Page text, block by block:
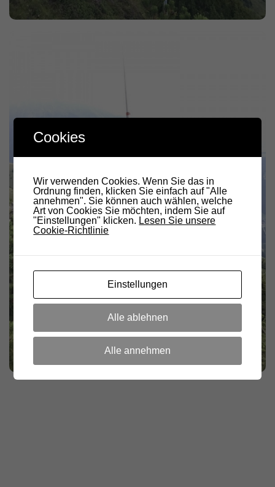
Cookies
Wir verwenden Cookies. Wenn Sie das in
Ordnung finden, klicken Sie einfach auf "Alle
annehmen". Sie können auch wählen, welche
Art von Cookies Sie möchten, indem Sie auf
"Einstellungen" klicken. Lesen Sie unsere
Cookie-Richtlinie
Einstellungen
Alle ablehnen
Alle annehmen